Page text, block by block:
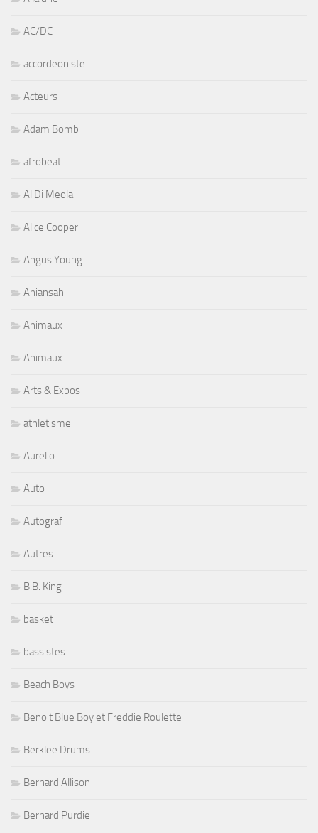
AC/DC
accordeoniste
Acteurs
Adam Bomb
afrobeat
Al Di Meola
Alice Cooper
Angus Young
Aniansah
Animaux
Animaux
Arts & Expos
athletisme
Aurelio
Auto
Autograf
Autres
B.B. King
basket
bassistes
Beach Boys
Benoit Blue Boy et Freddie Roulette
Berklee Drums
Bernard Allison
Bernard Purdie